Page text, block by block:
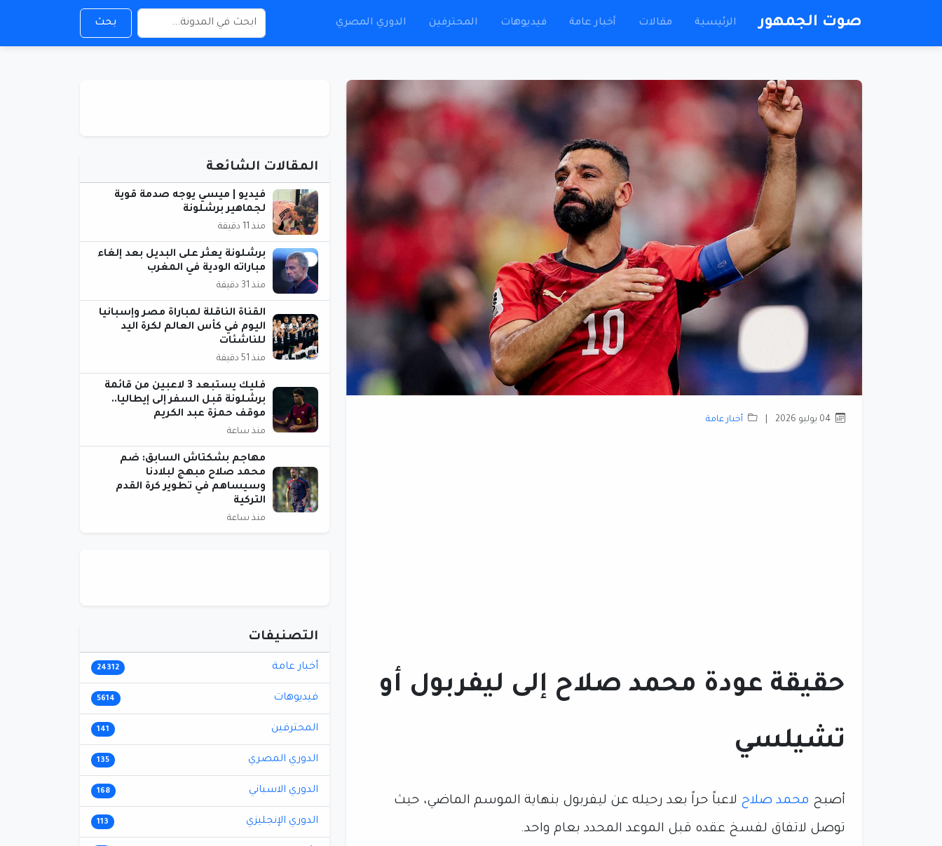
صوت الجمهور الرئيسية مقالات أخبار عامة فيديوهات المحترفين الدوري المصري بحث
أخبار عامة
حقيقة عودة محمد صلاح إلى ليفربول أو
تشيلسي
أصبح محمد صلاح لاعباً حراً بعد رحيله عن ليفربول بنهاية الموسم الماضي، حيث
توصل لاتفاق لفسخ عقده قبل الموعد المحدد بعام واحد.
المقالات الشائعة
فيديو | ميسي يوجه صدمة قوية
لجماهير برشلونة
منذ 11 دقيقة
برشلونة يعثر على البديل بعد إلغاء
مباراته الودية في المغرب
منذ 31 دقيقة
القناة الناقلة لمباراة مصر وإسبانيا
اليوم في كأس العالم لكرة اليد
للناشئات
منذ 51 دقيقة
فليك يستبعد 3 لاعبين من قائمة
برشلونة قبل السفر إلى إيطاليا..
موقف حمزة عبد الكريم
منذ ساعة
مهاجم بشكتاش السابق: ضم
محمد صلاح مبهج لبلادنا
وسيساهم في تطوير كرة القدم
التركية
منذ ساعة
التصنيفات
أخبار عامة 24312
فيديوهات 5614
المحترفين 141
الدوري المصري 135
الدوري الاسباني 168
الدوري الإنجليزي 113